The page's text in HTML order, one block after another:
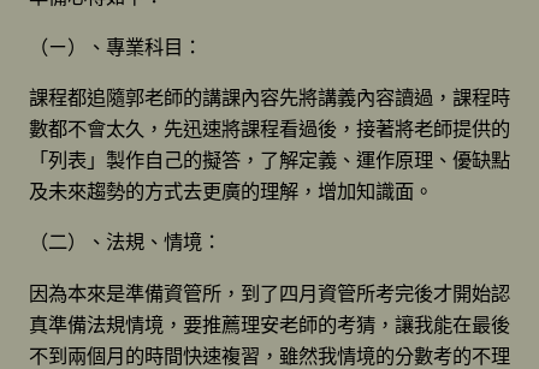
（ㄧ）、專業科目：
課程都追隨郭老師的講課內容先將講義內容讀過，課程時
數都不會太久，先迅速將課程看過後，接著將老師提供的
「列表」製作自己的擬答，了解定義、運作原理、優缺點
及未來趨勢的方式去更廣的理解，增加知識面。
（二）、法規、情境：
因為本來是準備資管所，到了四月資管所考完後才開始認
真準備法規情境，要推薦理安老師的考猜，讓我能在最後
不到兩個月的時間快速複習，雖然我情境的分數考的不理